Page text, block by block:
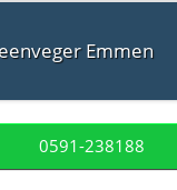
Emmen
0591-238188